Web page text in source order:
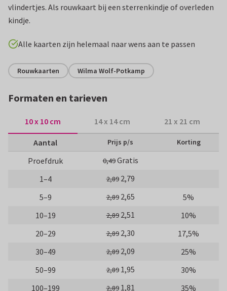
vlindertjes. Als rouwkaart bij een sterrenkindje of overleden
kindje.
Alle kaarten zijn helemaal naar wens aan te passen
Rouwkaarten Wilma Wolf-Potkamp
Formaten en tarieven
10 x 10 cm 14 x 14 cm 21 x 21 cm
Aantal Prijs p/s Korting
Proefdruk 0,49Gratis
1–4
2,89 2,79
5–9
2,89 2,65
5%
10–19
2,89 2,51
10%
20–29
2,89 2,30
17,5%
30–49
2,89 2,09
25%
50–99
2,89 1,95
30%
100–199
2,89 1,81 35%